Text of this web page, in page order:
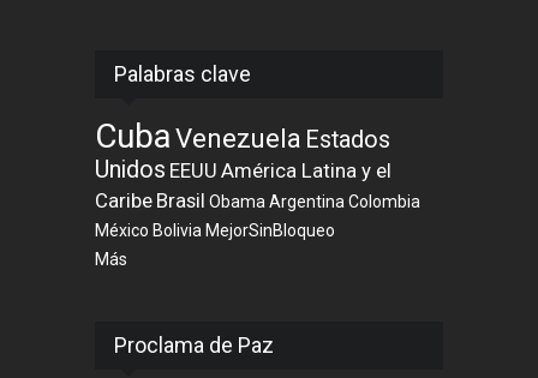
Palabras clave
CubaVenezuela Estados
Unidos EEUU América Latina y el
Caribe Brasil Obama Argentina Colombia
México Bolivia MejorSinBloqueo
Más
Proclama de Paz